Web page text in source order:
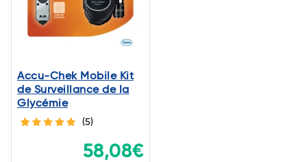
Accu-Chek Mobile Kit
de Surveillance de la
Glycémie
(5)
58,08€